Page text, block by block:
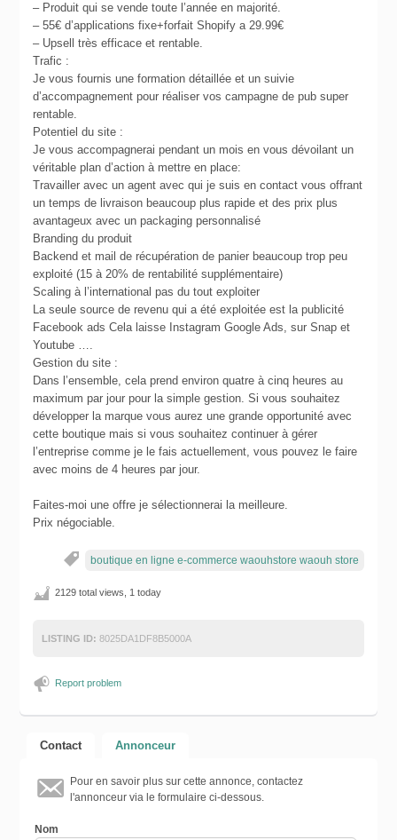
– Produit qui se vende toute l’année en majorité.
– 55€ d’applications fixe+forfait Shopify a 29.99€
– Upsell très efficace et rentable.
Trafic :
Je vous fournis une formation détaillée et un suivie
d’accompagnement pour réaliser vos campagne de pub super
rentable.
Potentiel du site :
Je vous accompagnerai pendant un mois en vous dévoilant un
véritable plan d’action à mettre en place:
Travailler avec un agent avec qui je suis en contact vous offrant
un temps de livraison beaucoup plus rapide et des prix plus
avantageux avec un packaging personnalisé
Branding du produit
Backend et mail de récupération de panier beaucoup trop peu
exploité (15 à 20% de rentabilité supplémentaire)
Scaling à l’international pas du tout exploiter
La seule source de revenu qui a été exploitée est la publicité
Facebook ads Cela laisse Instagram Google Ads, sur Snap et
Youtube ….
Gestion du site :
Dans l’ensemble, cela prend environ quatre à cinq heures au
maximum par jour pour la simple gestion. Si vous souhaitez
développer la marque vous aurez une grande opportunité avec
cette boutique mais si vous souhaitez continuer à gérer
l’entreprise comme je le fais actuellement, vous pouvez le faire
avec moins de 4 heures par jour.
Faites-moi une offre je sélectionnerai la meilleure.
Prix négociable.
boutique en ligne e-commerce waouhstore waouh store
2129 total views, 1 today
LISTING ID: 8025DA1DF8B5000A
Report problem
Contact Annonceur
Pour en savoir plus sur cette annonce, contactez
l'annonceur via le formulaire ci-dessous.
Nom